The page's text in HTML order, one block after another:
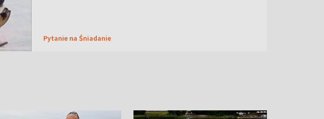
Pytanie na Śniadanie